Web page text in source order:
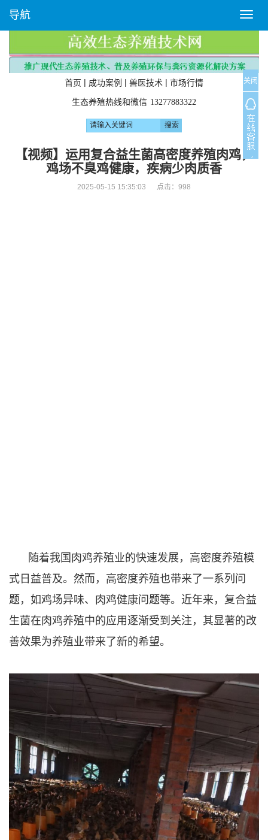
T
o
g
l
e
n
a
v
i
g
a
导航
首页 | 成功案例 | 兽医技术 | 市场行情
生态养殖热线和微信 13277883322
【视频】运用复合益生菌高密度养殖肉鸡，
鸡场不臭鸡健康，疾病少肉质香
2025-05-15 15:35:03 点击： 998
随着我国肉鸡养殖业的快速发展，高密度养殖模
式日益普及。然而，高密度养殖也带来了一系列问
题，如鸡场异味、肉鸡健康问题等。近年来，复合益
生菌在肉鸡养殖中的应用逐渐受到关注，其显著的改
善效果为养殖业带来了新的希望。
关闭